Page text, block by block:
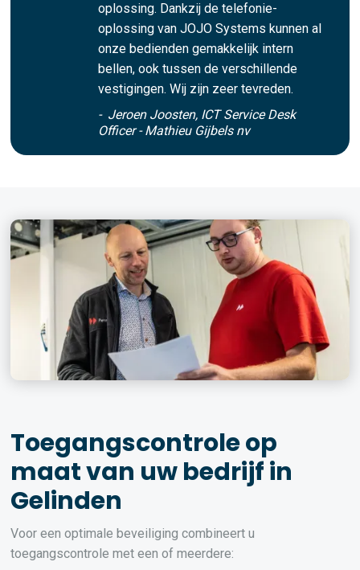
oplossing. Dankzij de telefonie-
oplossing van JOJO Systems kunnen al
onze bedienden gemakkelijk intern
bellen, ook tussen de verschillende
vestigingen. Wij zijn zeer tevreden.
- Jeroen Joosten, ICT Service Desk
Officer - Mathieu Gijbels nv
Toegangscontrole op
maat van uw bedrijf in
Gelinden
Voor een optimale beveiliging combineert u
toegangscontrole met een of meerdere: